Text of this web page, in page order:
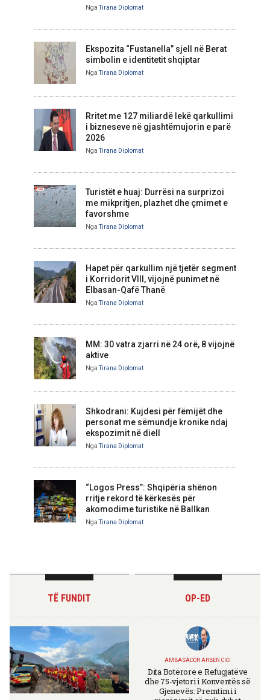
NgaTirana Diplomat
Ekspozita “Fustanella” sjell në Berat
simbolin e identitetit shqiptar
NgaTirana Diplomat
Rritet me 127 miliardë lekë qarkullimi
i bizneseve në gjashtëmujorin e parë
2026
NgaTirana Diplomat
Turistët e huaj: Durrësi na surprizoi
me mikpritjen, plazhet dhe çmimet e
favorshme
NgaTirana Diplomat
Hapet për qarkullim një tjetër segment
i Korridorit VIII, vijojnë punimet në
Elbasan-Qafë Thanë
NgaTirana Diplomat
MM: 30 vatra zjarri në 24 orë, 8 vijojnë
aktive
NgaTirana Diplomat
Shkodrani: Kujdesi për fëmijët dhe
personat me sëmundje kronike ndaj
ekspozimit në diell
NgaTirana Diplomat
“Logos Press”: Shqipëria shënon
rritje rekord të kërkesës për
akomodime turistike në Ballkan
NgaTirana Diplomat
TË FUNDIT OP-ED
AMBASADOR ARBEN CICI
Dita Botërore e Refugjatëve
dhe 75-vjetori i Konventës së
Gjenevës: Premtimi i